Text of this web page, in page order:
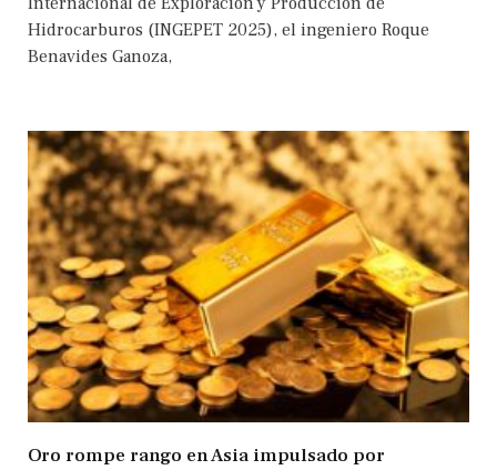
Hidrocarburos (INGEPET 2025), el ingeniero Roque
Benavides Ganoza,
Oro rompe rango en Asia impulsado por